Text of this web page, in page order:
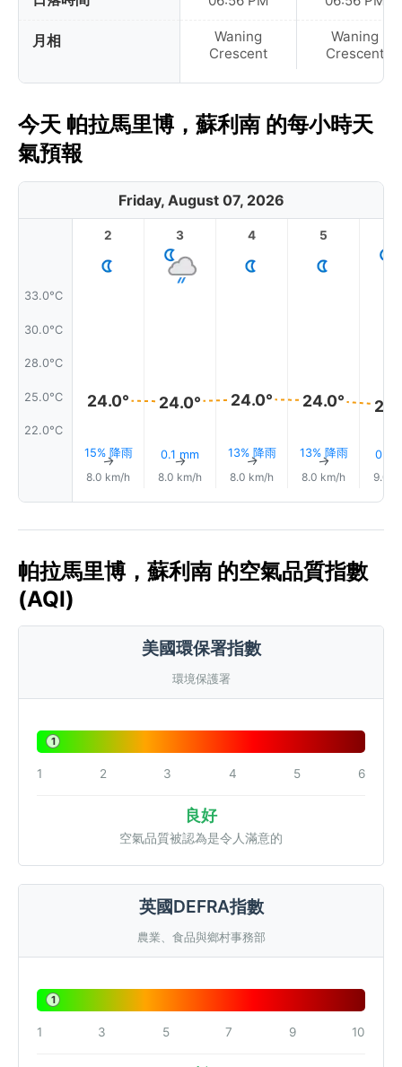
月相
Waning
Crescent
Waning
Crescent
今天 帕拉馬里博，蘇利南 的每小時天
氣預報
Friday, August 07, 2026
33.0°C
30.0°C
28.0°C
25.0°C
22.0°C
2
24.0°
15% 降雨
↑
8.0 km/h
3
24.0°
0.1 mm
↑
8.0 km/h
4
24.0°
13% 降雨
↑
8.0 km/h
5
24.0°
13% 降雨
↑
8.0 km/h
0.0
9.0
帕拉馬里博，蘇利南 的空氣品質指數
(AQI)
美國環保署指數
環境保護署
1
1 2 3 4 5 6
良好
空氣品質被認為是令人滿意的
英國DEFRA指數
農業、食品與鄉村事務部
1
1 3 5 7 9 10